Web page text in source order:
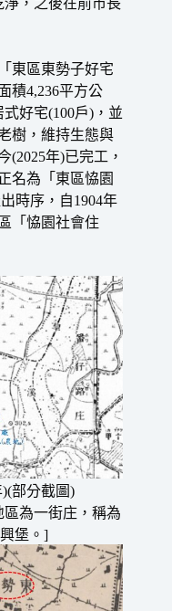
淨，之後在前市長
東區東勢子好宅
積4,236平方公
好宅(100戶)，並
樹，維持生態與
(2025年)已完工，
名為「東區恊園
時序，自1904年
「恊園社會住
)(部分截圖)
為一街庄，稱為
堡。]